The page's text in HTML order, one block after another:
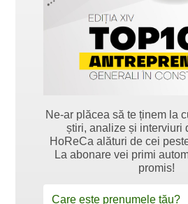
Ne-ar plăcea să te ținem la
știri, analize și interviuri
HoReCa alături de cei
La abonare vei primi
promis!